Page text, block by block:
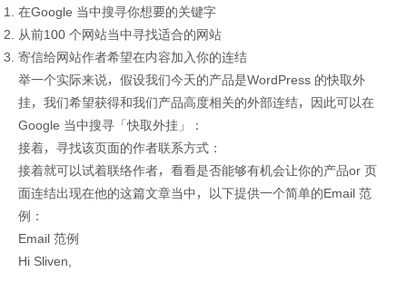
在Google 当中搜寻你想要的关键字
从前100 个网站当中寻找适合的网站
寄信给网站作者希望在内容加入你的连结
举一个实际来说，假设我们今天的产品是WordPress 的快取外
挂，我们希望获得和我们产品高度相关的外部连结，因此可以在
Google 当中搜寻「快取外挂」：
接着，寻找该页面的作者联系方式：
接着就可以试着联络作者，看看是否能够有机会让你的产品or 页
面连结出现在他的这篇文章当中，以下提供一个简单的Email 范
例：
Email 范例
Hi Sliven,